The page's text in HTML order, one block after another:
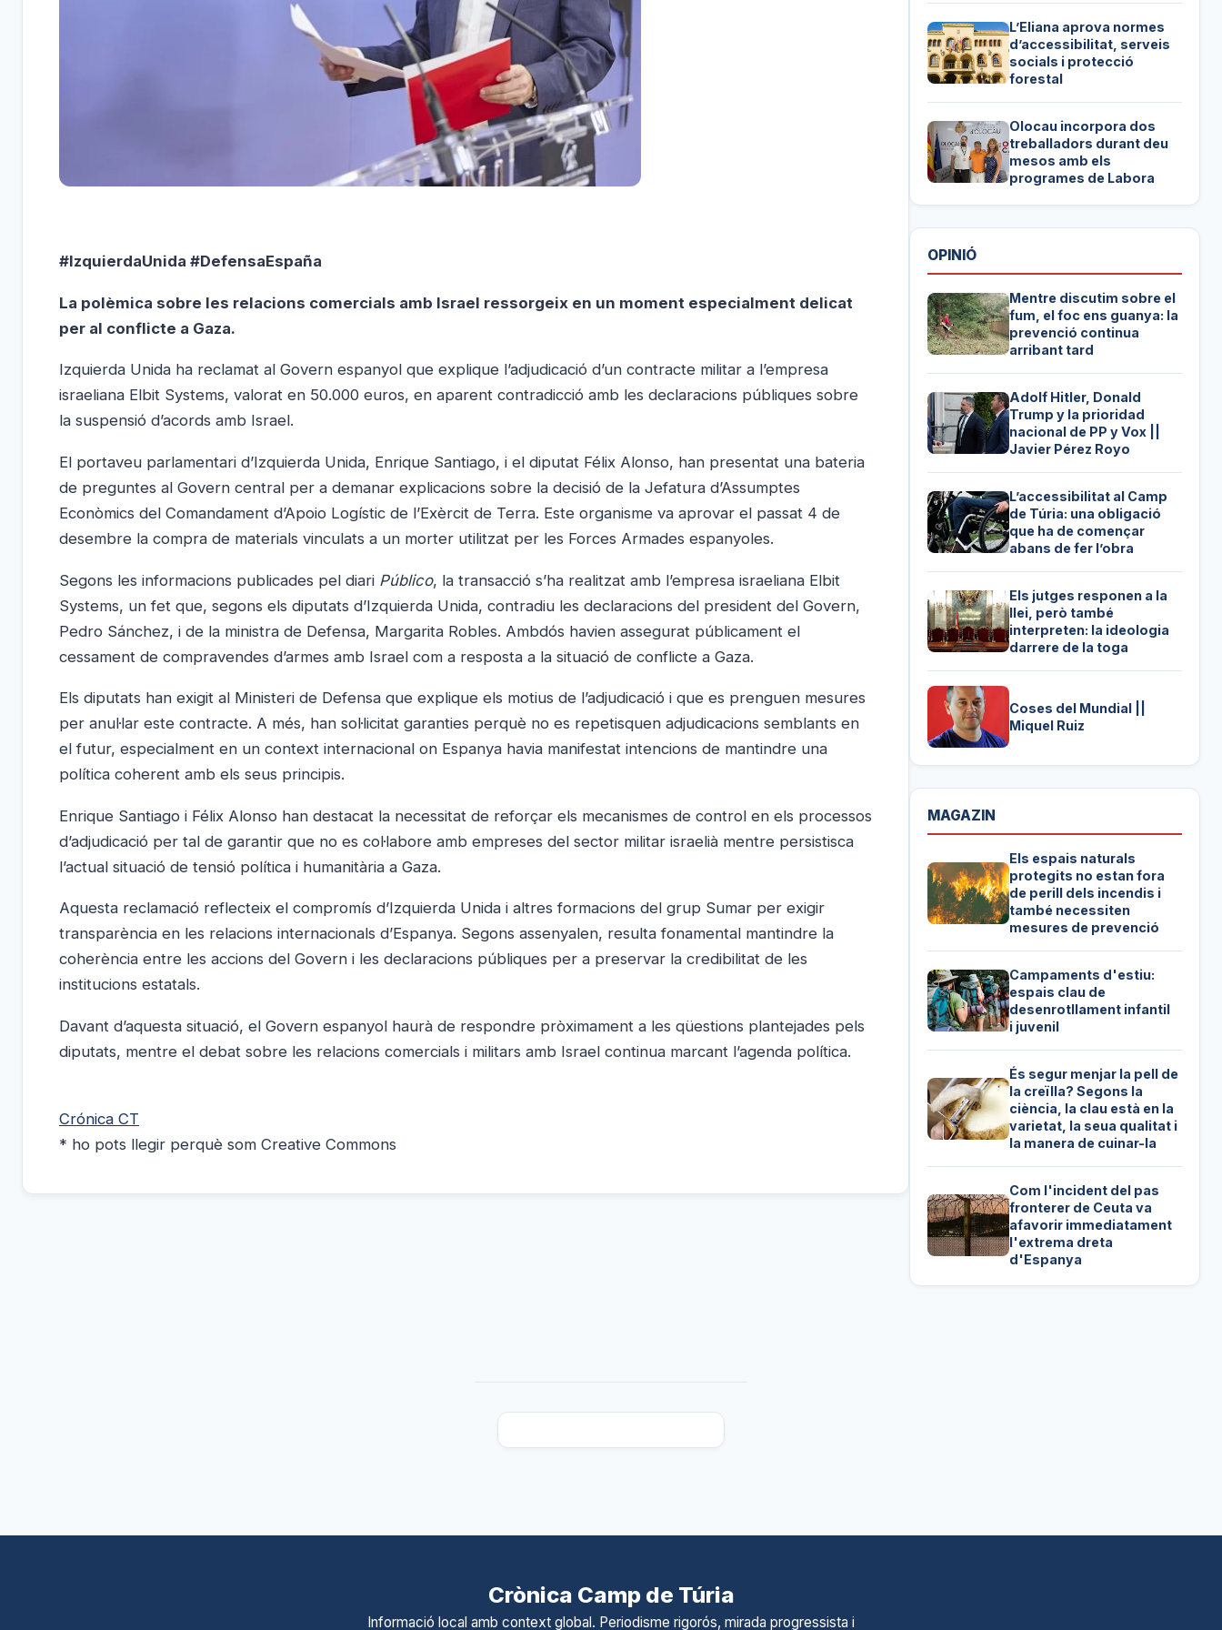
#IzquierdaUnida #DefensaEspaña
La polèmica sobre les relacions comercials amb Israel ressorgeix en un moment especialment delicat
per al conflicte a Gaza.
Izquierda Unida ha reclamat al Govern espanyol que explique l’adjudicació d’un contracte militar a l’empresa
israeliana Elbit Systems, valorat en 50.000 euros, en aparent contradicció amb les declaracions públiques sobre
la suspensió d’acords amb Israel.
El portaveu parlamentari d’Izquierda Unida, Enrique Santiago, i el diputat Félix Alonso, han presentat una bateria
de preguntes al Govern central per a demanar explicacions sobre la decisió de la Jefatura d’Assumptes
Econòmics del Comandament d’Apoio Logístic de l’Exèrcit de Terra. Este organisme va aprovar el passat 4 de
desembre la compra de materials vinculats a un morter utilitzat per les Forces Armades espanyoles.
Segons les informacions publicades pel diari Público, la transacció s’ha realitzat amb l’empresa israeliana Elbit
Systems, un fet que, segons els diputats d’Izquierda Unida, contradiu les declaracions del president del Govern,
Pedro Sánchez, i de la ministra de Defensa, Margarita Robles. Ambdós havien assegurat públicament el
cessament de compravendes d’armes amb Israel com a resposta a la situació de conflicte a Gaza.
Els diputats han exigit al Ministeri de Defensa que explique els motius de l’adjudicació i que es prenguen mesures
per anul·lar este contracte. A més, han sol·licitat garanties perquè no es repetisquen adjudicacions semblants en
el futur, especialment en un context internacional on Espanya havia manifestat intencions de mantindre una
política coherent amb els seus principis.
Enrique Santiago i Félix Alonso han destacat la necessitat de reforçar els mecanismes de control en els processos
d’adjudicació per tal de garantir que no es col·labore amb empreses del sector militar israelià mentre persistisca
l’actual situació de tensió política i humanitària a Gaza.
Aquesta reclamació reflecteix el compromís d’Izquierda Unida i altres formacions del grup Sumar per exigir
transparència en les relacions internacionals d’Espanya. Segons assenyalen, resulta fonamental mantindre la
coherència entre les accions del Govern i les declaracions públiques per a preservar la credibilitat de les
institucions estatals.
Davant d’aquesta situació, el Govern espanyol haurà de respondre pròximament a les qüestions plantejades pels
diputats, mentre el debat sobre les relacions comercials i militars amb Israel continua marcant l’agenda política.
Crónica CT
* ho pots llegir perquè som Creative Commons
L’Eliana aprova normes
d’accessibilitat, serveis
socials i protecció
forestal
Olocau incorpora dos
treballadors durant deu
mesos amb els
programes de Labora
OPINIÓ
Mentre discutim sobre el
fum, el foc ens guanya: la
prevenció continua
arribant tard
Adolf Hitler, Donald
Trump y la prioridad
nacional de PP y Vox ||
Javier Pérez Royo
L’accessibilitat al Camp
de Túria: una obligació
que ha de començar
abans de fer l’obra
Els jutges responen a la
llei, però també
interpreten: la ideologia
darrere de la toga
Coses del Mundial ||
Miquel Ruiz
MAGAZIN
Els espais naturals
protegits no estan fora
de perill dels incendis i
també necessiten
mesures de prevenció
Campaments d'estiu:
espais clau de
desenrotllament infantil
i juvenil
És segur menjar la pell de
la creïlla? Segons la
ciència, la clau està en la
varietat, la seua qualitat i
la manera de cuinar-la
Com l'incident del pas
fronterer de Ceuta va
afavorir immediatament
l'extrema dreta
d'Espanya
Crònica Camp de Túria
Informació local amb context global. Periodisme rigorós, mirada progressista i